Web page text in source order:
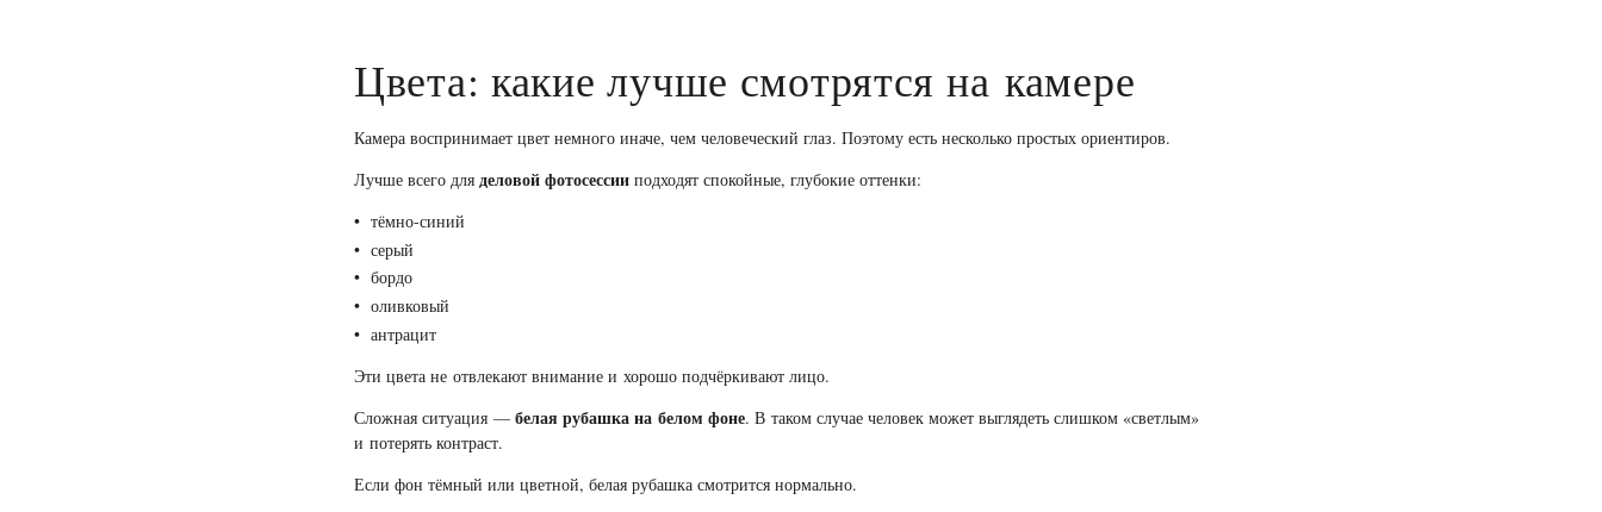
Цвета: какие лучше смотрятся на камере
Камера воспринимает цвет немного иначе, чем человеческий глаз. Поэтому есть несколько простых ориентиров.
Лучше всего для деловой фотосессии подходят спокойные, глубокие оттенки:
тёмно-синий
серый
бордо
оливковый
антрацит
Эти цвета не отвлекают внимание и хорошо подчёркивают лицо.
Сложная ситуация — белая рубашка на белом фоне. В таком случае человек может выглядеть слишком «светлым»
и потерять контраст.
Если фон тёмный или цветной, белая рубашка смотрится нормально.